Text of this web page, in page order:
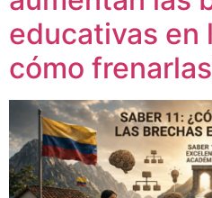
educativas en
cómo